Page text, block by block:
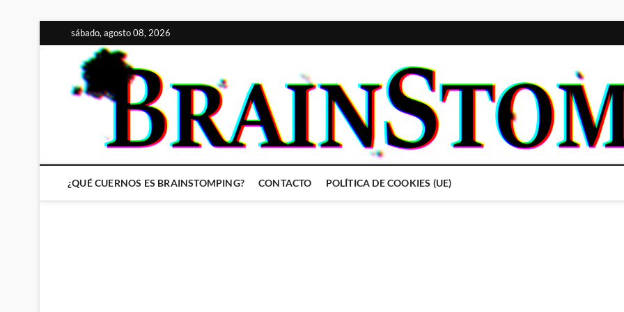
al
contenido
sábado, agosto 08, 2026
¿QUÉ CUERNOS ES BRAINSTOMPING? CONTACTO POLÍTICA DE COOKIES (UE)